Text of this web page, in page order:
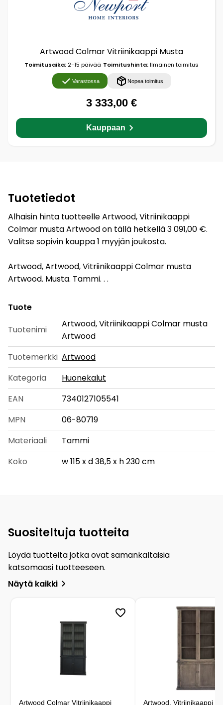
Artwood Colmar Vitriinikaappi Musta
Toimitusaika: 2-15 päivää Toimitushinta:Ilmainen toimitus
Varastossa Nopea toimitus
3 333,00 €
Kauppaan
Tuotetiedot
Alhaisin hinta tuotteelle Artwood, Vitriinikaappi
Colmar musta Artwood on tällä hetkellä 3 091,00 €.
Valitse sopivin kauppa 1 myyjän joukosta.
Artwood, Artwood, Vitriinikaappi Colmar musta
Artwood. Musta. Tammi. . .
Tuote
Tuotenimi
Artwood, Vitriinikaappi Colmar musta
Artwood
Tuotemerkki Artwood
Kategoria
Huonekalut
EAN
7340127105541
MPN
06-80719
Materiaali
Tammi
Koko
w 115 x d 38,5 x h 230 cm
Suositeltuja tuotteita
Löydä tuotteita jotka ovat samankaltaisia
katsomaasi tuotteeseen.
Näytä kaikki
Artwood Colmar Vitriinikaappi Artwood, Vitriinikaappi